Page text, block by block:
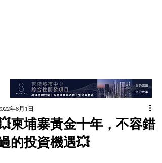
柬埔寨黃金十年，不容錯
的投資機遇💥
年8月1日